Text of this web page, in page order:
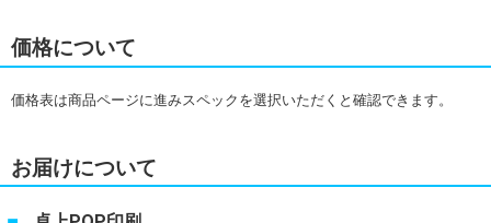
価格について
価格表は商品ページに進みスペックを選択いただくと確認できます。
お届けについて